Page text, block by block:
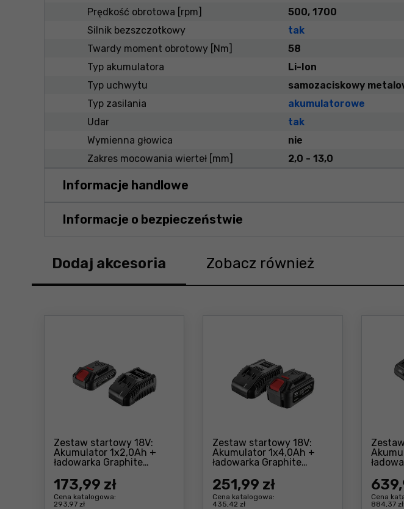
Prędkość obrotowa [rpm]
500, 1700
Silnik bezszczotkowy
tak
Twardy moment obrotowy [Nm]
58
Typ akumulatora
Li-Ion
Typ uchwytu
samozaciskowy
Typ zasilania
akumulatorowe
Udar
tak
Wymienna głowica
nie
Zakres mocowania wierteł [mm]
2,0 - 13,0
Informacje handlowe
Informacje o bezpieczeństwie
Dodaj akcesoria Zobacz również
Zestaw startowy 18V:
Akumulator 1x2,0Ah +
ładowarka Graphite
173,99 zł
Cena katalogowa:
293,97 zł
Zestaw startowy 18V:
Akumulator 1x4,0Ah +
ładowarka Graphite
251,99 zł
Cena katalogowa:
435,42 zł
639
Cena
884,37 zł